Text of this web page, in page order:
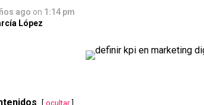
ago on 1:14 pm
López
ocultar